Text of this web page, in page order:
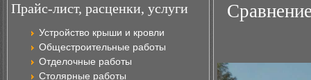
Прайс-лист, расценки, услуги
Устройство крыши и кровли
Общестроительные работы
Отделочные работы
Столярные работы